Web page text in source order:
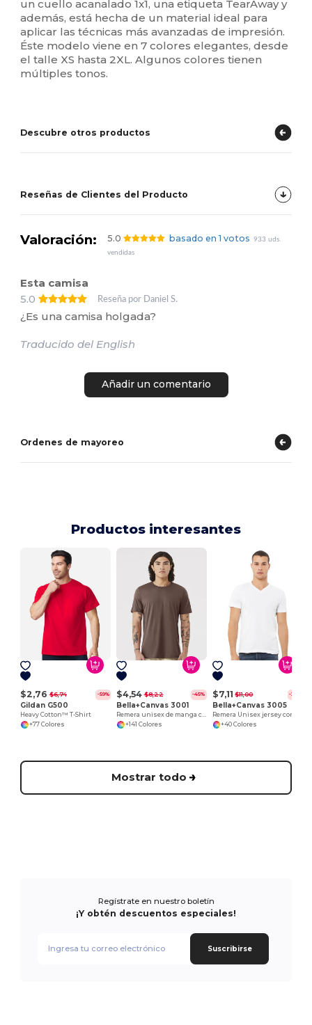
un cuello acanalado 1x1, una etiqueta TearAway y
además, está hecha de un material ideal para
aplicar las técnicas más avanzadas de impresión.
Éste modelo viene en 7 colores elegantes, desde
el talle XS hasta 2XL. Algunos colores tienen
múltiples tonos.
Descubre otros productos
Reseñas de Clientes del Producto
Valoración: 5.0 basado en 1 votos
933 uds.
vendidas
Esta camisa
5.0
Reseña por Daniel S.
¿Es una camisa holgada?
Traducido del English
Añadir un comentario
Ordenes de mayoreo
Productos interesantes
$2,76 $6,74 -59%
Gildan G500
Heavy Cotton™ T-Shirt
+77 Colores
$4,54 $8,22 -45%
Bella+Canvas 3001
+141 Colores
$7,11 $11,00 -35%
Bella+Canvas 3005
+40 Colores
Mostrar todo
Regístrate en nuestro boletín
¡Y obtén descuentos especiales!
Suscribirse